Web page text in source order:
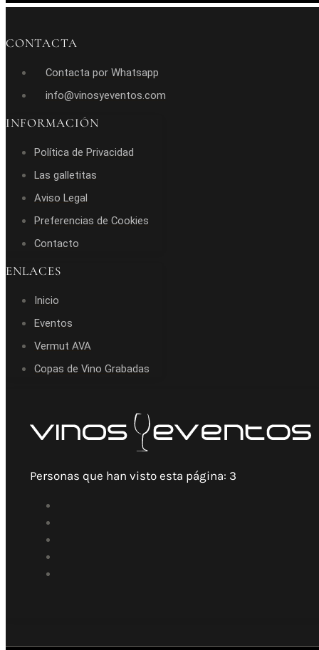
CONTACTA
Contacta por Whatsapp
info@vinosyeventos.com
INFORMACIÓN
Política de Privacidad
Las galletitas
Aviso Legal
Preferencias de Cookies
Contacto
ENLACES
Inicio
Eventos
Vermut AVA
Copas de Vino Grabadas
Personas que han visto esta página: 3